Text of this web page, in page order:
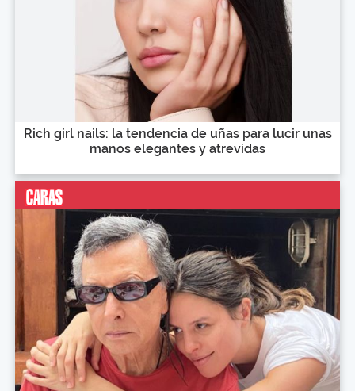
Rich girl nails: la tendencia de uñas para lucir unas
manos elegantes y atrevidas